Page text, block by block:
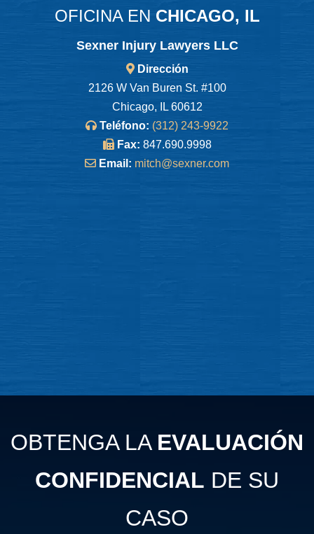
OFICINA EN CHICAGO, IL
Sexner Injury Lawyers LLC
Dirección
2126 W Van Buren St. #100
Chicago, IL 60612
Teléfono: (312) 243-9922
Fax: 847.690.9998
Email: mitch@sexner.com
OBTENGA LA EVALUACIÓN
CONFIDENCIAL DE SU
CASO